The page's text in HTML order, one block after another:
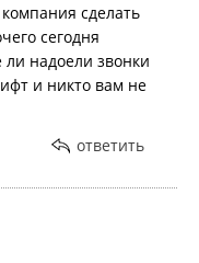
сделать
сегодня
надоели звонки
и никто вам не
ответить